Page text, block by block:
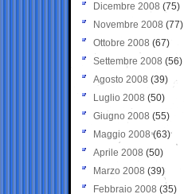
Dicembre 2008 (75)
Novembre 2008 (77)
Ottobre 2008 (67)
Settembre 2008 (56)
Agosto 2008 (39)
Luglio 2008 (50)
Giugno 2008 (55)
Maggio 2008(63)
Aprile 2008 (50)
Marzo 2008 (39)
Febbraio 2008 (35)